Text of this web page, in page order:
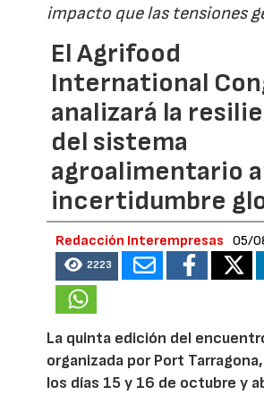
impacto que las tensiones
El Agrifood
International
analizará la
del sistema
agroalimentario
incertidumbre
Redacción Interempresas 05/
2223
La quinta edición del
organizada por Port
los días 15 y 16 de octubre y